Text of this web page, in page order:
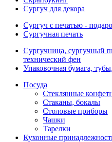
Сургуч для декора
Сургуч с печатью -
Сургучная печать
Сургучница, сургучный
технический фен
Упаковочная бумага,
Посуда
Стеклянные
Стаканы, бокалы
Столовые приборы
Чашки
Тарелки
Кухонные